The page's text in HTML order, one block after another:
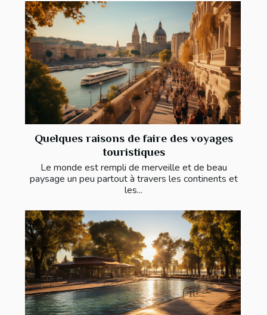
Quelques raisons de faire des voyages
touristiques
Le monde est rempli de merveille et de beau
paysage un peu partout à travers les continents et
les...